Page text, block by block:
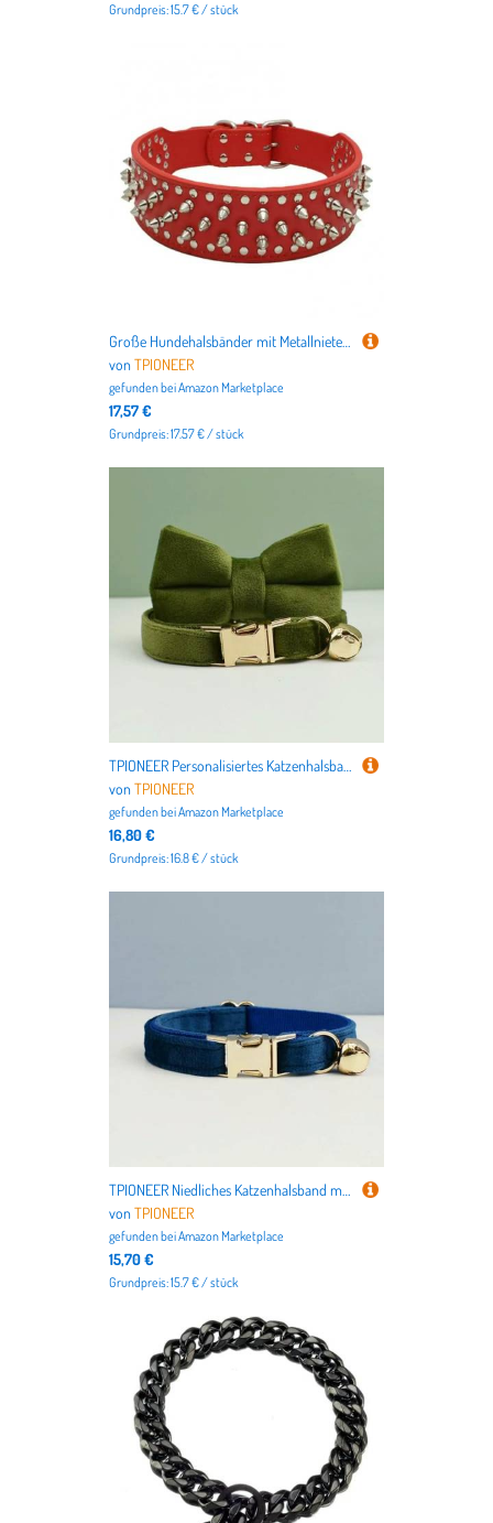
Grundpreis: 15.7 € / stück
Große Hundehalsbänder mit Metallnieten, Traktionsleine, Anti-Brech-Halsgurt, Luxus-Hundehalsband aus Leder, Coole Spikes, Metallnieten für Haustiere
vonTPIONEER
gefunden beiAmazon Marketplace
17,57 €
Grundpreis: 17.57 € / stück
TPIONEER Personalisiertes Katzenhalsband aus Samt mit Glöckchen und Fliege, Verstellbares Kätzchenhalsband mit individuellem Namensschild, Modisches Haustier-Accessoire
vonTPIONEER
gefunden beiAmazon Marketplace
16,80 €
Grundpreis: 16.8 € / stück
TPIONEER Niedliches Katzenhalsband mit Schleife, personalisierbar, mit Glöckchengravur, ID-Tag, Namensschild, Kätzchenhalsband, Halskette
vonTPIONEER
gefunden beiAmazon Marketplace
15,70 €
Grundpreis: 15.7 € / stück